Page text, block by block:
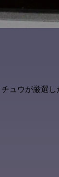
ュウが厳選